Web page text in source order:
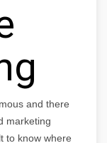
and there
marketing
to know where